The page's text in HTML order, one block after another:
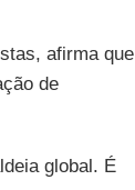
afirma que
de
global. É